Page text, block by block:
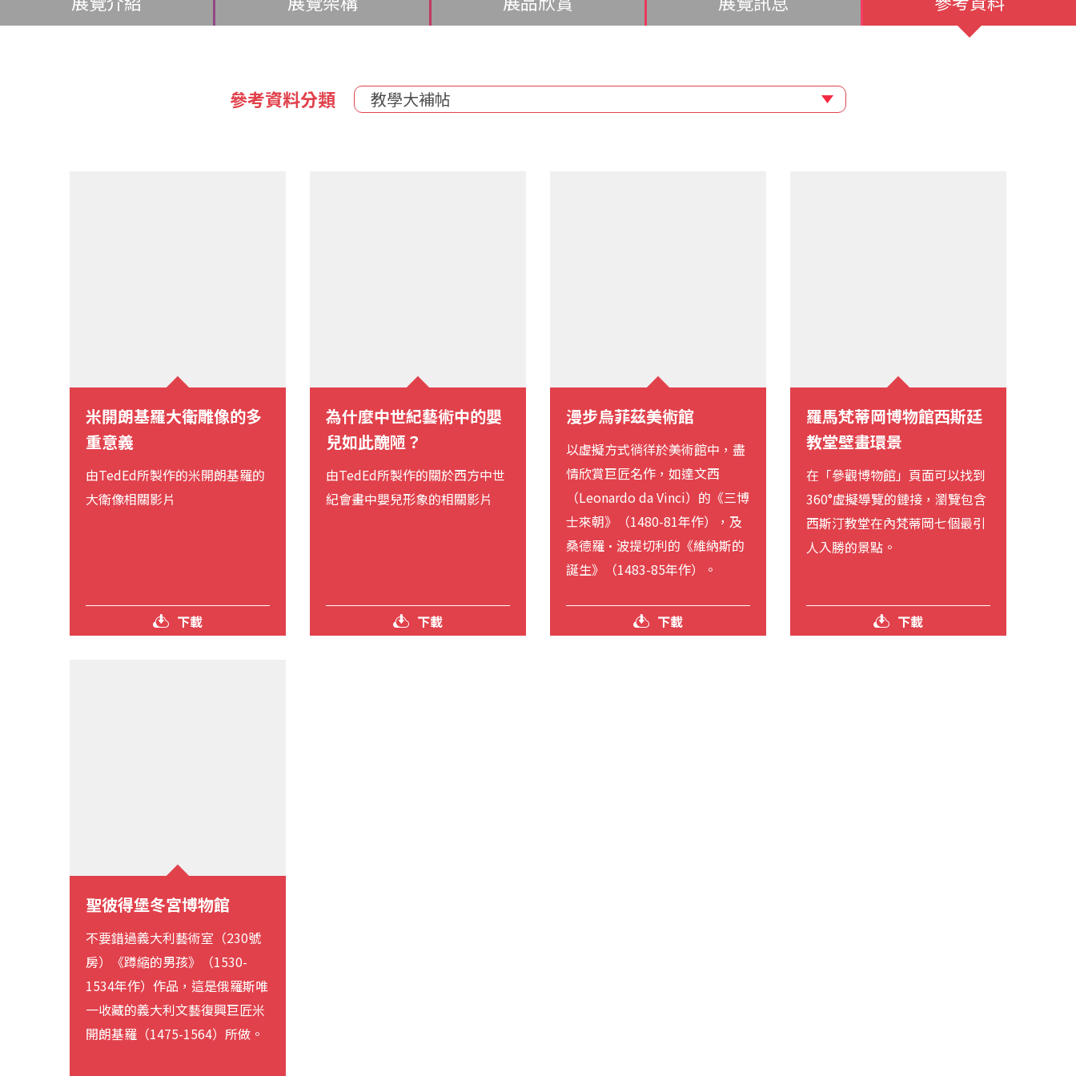
參考資料分類 教學大補帖
米開朗基羅大衛雕像的多
重意義
由TedEd所製作的米開朗基羅的
大衛像相關影片
下載
為什麼中世紀藝術中的嬰
兒如此醜陋？
由TedEd所製作的關於西方中世
紀會畫中嬰兒形象的相關影片
下載
漫步烏菲茲美術館
以虛擬方式徜徉於美術館中，盡
情欣賞巨匠名作，如達文西
（Leonardo da Vinci）的《三博
士來朝》（1480-81年作），及
桑德羅·波提切利的《維納斯的
誕生》（1483-85年作）。
下載
羅馬梵蒂岡博物館西斯廷
教堂壁畫環景
在「參觀博物館」頁面可以找到
360°虛擬導覽的鏈接，瀏覽包含
西斯汀教堂在內梵蒂岡七個最引
人入勝的景點。
下載
聖彼得堡冬宮博物館
不要錯過義大利藝術室（230號
房）《蹲縮的男孩》（1530-
1534年作）作品，這是俄羅斯唯
一收藏的義大利文藝復興巨匠米
開朗基羅（1475-1564）所做。